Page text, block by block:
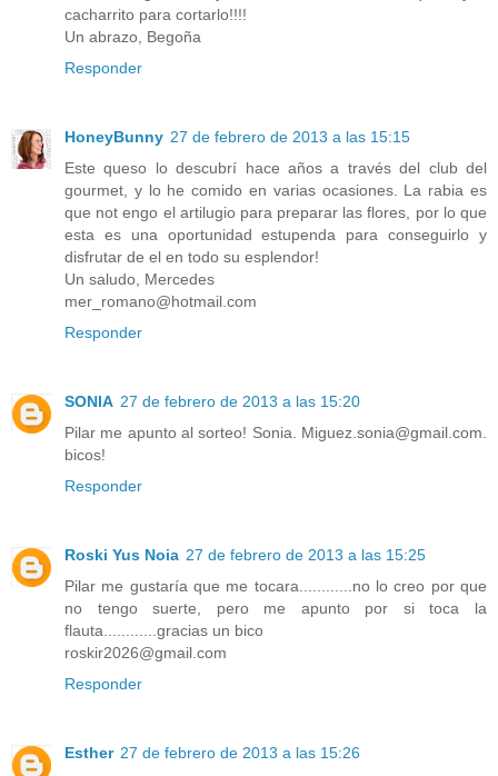
cacharrito para cortarlo!!!!
Un abrazo, Begoña
Responder
HoneyBunny 27 de febrero de 2013 a las 15:15
Este queso lo descubrí hace años a través del club del
gourmet, y lo he comido en varias ocasiones. La rabia es
que not engo el artilugio para preparar las flores, por lo que
esta es una oportunidad estupenda para conseguirlo y
disfrutar de el en todo su esplendor!
Un saludo, Mercedes
mer_romano@hotmail.com
Responder
SONIA 27 de febrero de 2013 a las 15:20
Pilar me apunto al sorteo! Sonia. Miguez.sonia@gmail.com.
bicos!
Responder
Roski Yus Noia 27 de febrero de 2013 a las 15:25
Pilar me gustaría que me tocara............no lo creo por que
no tengo suerte, pero me apunto por si toca la
flauta............gracias un bico
roskir2026@gmail.com
Responder
Esther 27 de febrero de 2013 a las 15:26